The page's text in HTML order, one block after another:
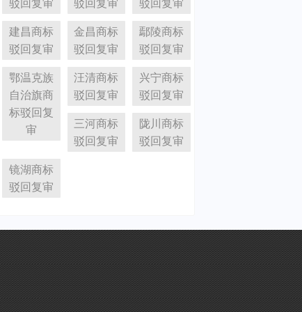
驳回复审 驳回复审 驳回复审
建昌商标
驳回复审
金昌商标
驳回复审
鄢陵商标
驳回复审
鄂温克族
自治旗商
标驳回复
审
汪清商标
驳回复审
兴宁商标
驳回复审
三河商标
驳回复审
陇川商标
驳回复审
镜湖商标
驳回复审